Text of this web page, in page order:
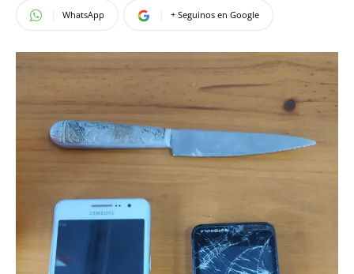
WhatsApp + Seguinos en Google